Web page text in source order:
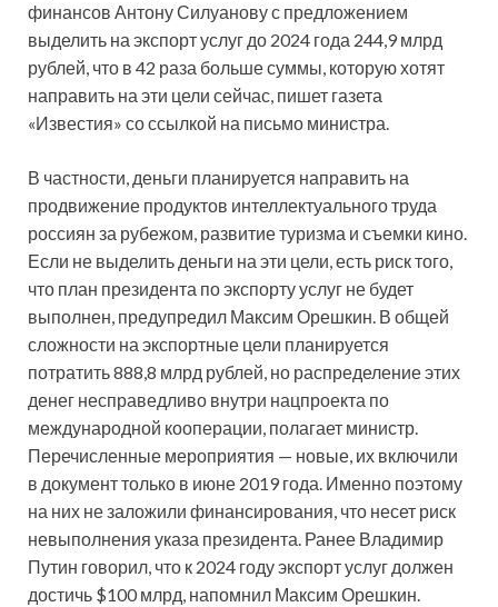
финансов Антону Силуанову с предложением
выделить на экспорт услуг до 2024 года 244,9 млрд
рублей, что в 42 раза больше суммы, которую хотят
направить на эти цели сейчас, пишет газета
«Известия» со ссылкой на письмо министра.
В частности, деньги планируется направить на
продвижение продуктов интеллектуального труда
россиян за рубежом, развитие туризма и съемки кино.
Если не выделить деньги на эти цели, есть риск того,
что план президента по экспорту услуг не будет
выполнен, предупредил Максим Орешкин. В общей
сложности на экспортные цели планируется
потратить 888,8 млрд рублей, но распределение этих
денег несправедливо внутри нацпроекта по
международной кооперации, полагает министр.
Перечисленные мероприятия — новые, их включили
в документ только в июне 2019 года. Именно поэтому
на них не заложили финансирования, что несет риск
невыполнения указа президента. Ранее Владимир
Путин говорил, что к 2024 году экспорт услуг должен
достичь $100 млрд, напомнил Максим Орешкин.